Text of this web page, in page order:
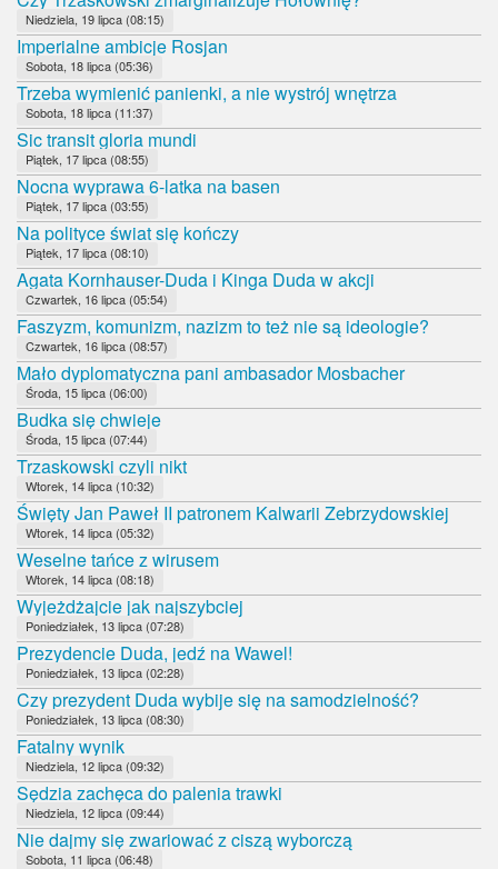
Niedziela, 19 lipca (08:15)
Imperialne ambicje Rosjan
Sobota, 18 lipca (05:36)
Trzeba wymienić panienki, a nie wystrój wnętrza
Sobota, 18 lipca (11:37)
Sic transit gloria mundi
Piątek, 17 lipca (08:55)
Nocna wyprawa 6-latka na basen
Piątek, 17 lipca (03:55)
Na polityce świat się kończy
Piątek, 17 lipca (08:10)
Agata Kornhauser-Duda i Kinga Duda w akcji
Czwartek, 16 lipca (05:54)
Faszyzm, komunizm, nazizm to też nie są ideologie?
Czwartek, 16 lipca (08:57)
Mało dyplomatyczna pani ambasador Mosbacher
Środa, 15 lipca (06:00)
Budka się chwieje
Środa, 15 lipca (07:44)
Trzaskowski czyli nikt
Wtorek, 14 lipca (10:32)
Święty Jan Paweł II patronem Kalwarii Zebrzydowskiej
Wtorek, 14 lipca (05:32)
Weselne tańce z wirusem
Wtorek, 14 lipca (08:18)
Wyjeżdżajcie jak najszybciej
Poniedziałek, 13 lipca (07:28)
Prezydencie Duda, jedź na Wawel!
Poniedziałek, 13 lipca (02:28)
Czy prezydent Duda wybije się na samodzielność?
Poniedziałek, 13 lipca (08:30)
Fatalny wynik
Niedziela, 12 lipca (09:32)
Sędzia zachęca do palenia trawki
Niedziela, 12 lipca (09:44)
Nie dajmy się zwariować z ciszą wyborczą
Sobota, 11 lipca (06:48)